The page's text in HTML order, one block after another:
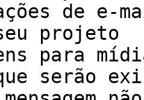
de e-
projeto
para
que serão